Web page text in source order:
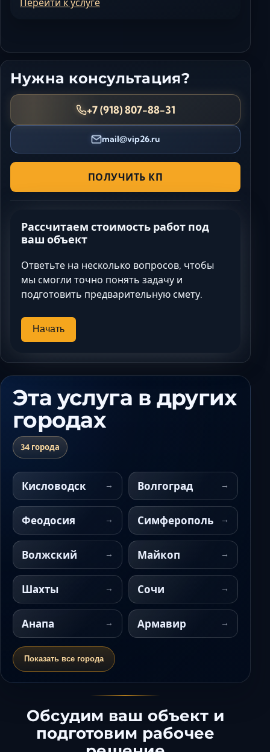
Перейти к услуге
Нужна консультация?
+7 (918) 807-88-31
mail@vip26.ru
ПОЛУЧИТЬ КП
Рассчитаем стоимость работ под
ваш объект
Ответьте на несколько вопросов, чтобы
мы смогли точно понять задачу и
подготовить предварительную смету.
Начать
Эта услуга в других
городах
34 города
Кисловодск Волгоград
Феодосия Симферополь
Волжский Майкоп
Шахты Сочи
Анапа Армавир
Показать все города
Обсудим ваш объект и
подготовим рабочее